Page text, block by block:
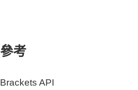
參考
Brackets API